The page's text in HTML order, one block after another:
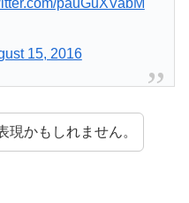
15, 2016
現かもしれません。